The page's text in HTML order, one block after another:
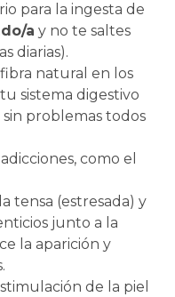
para la ingesta de
a y no te saltes
diarias).
fibra natural en los
sistema digestivo
problemas todos
como el
tensa (estresada) y
junto a la
la aparición y
de la piel